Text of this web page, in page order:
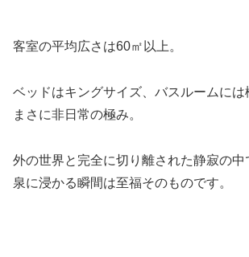
客室の平均広さは60㎡以上。
ベッドはキングサイズ、バスルームには
まさに非日常の極み。
外の世界と完全に切り離された静寂の中
泉に浸かる瞬間は至福そのものです。